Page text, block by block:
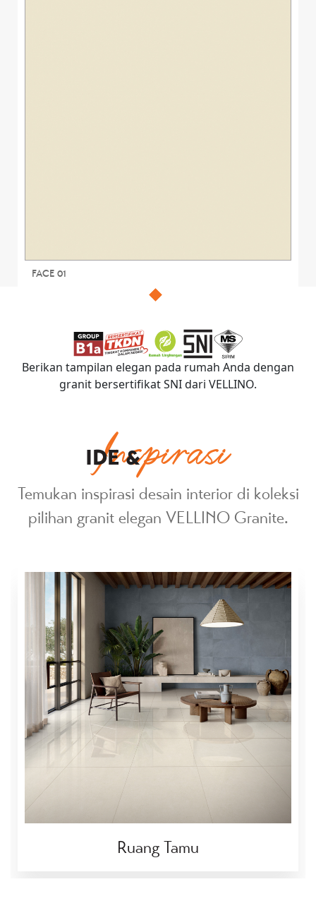
FACE 01
Berikan tampilan elegan pada rumah Anda dengan
granit bersertifikat SNI dari VELLINO.
IDE &
Inspirasi
Temukan inspirasi desain interior di koleksi
pilihan granit elegan VELLINO Granite.
Ruang Tamu